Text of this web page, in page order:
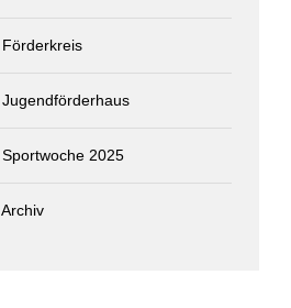
Förderkreis
Jugendförderhaus
Sportwoche 2025
Archiv